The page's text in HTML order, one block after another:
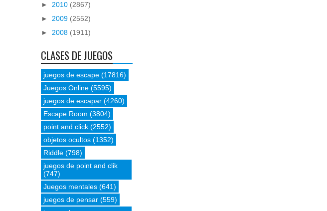
► 2010 (2867)
► 2009 (2552)
► 2008 (1911)
CLASES DE JUEGOS
juegos de escape (17816)
Juegos Online (5595)
juegos de escapar (4260)
Escape Room (3804)
point and click (2552)
objetos ocultos (1352)
Riddle (798)
juegos de point and clik
(747)
Juegos mentales (641)
juegos de pensar (559)